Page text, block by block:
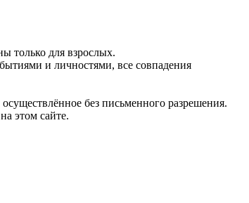
только для взрослых.
и личностями, все совпадения
без письменного разрешения.
этом сайте.